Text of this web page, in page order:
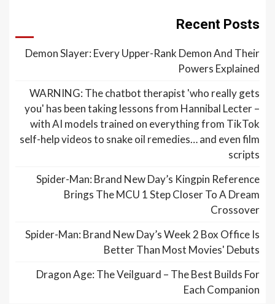
Recent Posts
Demon Slayer: Every Upper-Rank Demon And Their
Powers Explained
WARNING: The chatbot therapist 'who really gets
you' has been taking lessons from Hannibal Lecter –
with AI models trained on everything from TikTok
self-help videos to snake oil remedies… and even film
scripts
Spider-Man: Brand New Day’s Kingpin Reference
Brings The MCU 1 Step Closer To A Dream
Crossover
Spider-Man: Brand New Day’s Week 2 Box Office Is
Better Than Most Movies' Debuts
Dragon Age: The Veilguard – The Best Builds For
Each Companion